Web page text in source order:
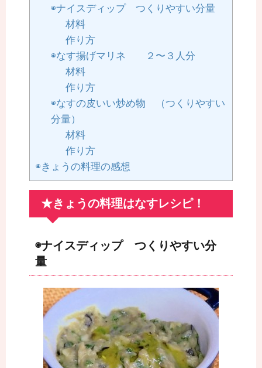
◉ナイスディップ つくりやすい分量
材料
作り方
◉なす揚げマリネ ２〜３人分
材料
作り方
◉なすの皮いい炒め物 （つくりやすい
分量）
材料
作り方
◉きょうの料理の感想
★きょうの料理はなすレシピ！
◉ナイスディップ つくりやすい分
量